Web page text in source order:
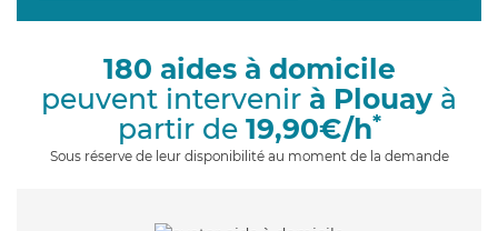
g
180 aides à domicile
peuvent intervenir à Plouay à
partir de 19,90€/h*
Sous réserve de leur disponibilité au moment de la demande